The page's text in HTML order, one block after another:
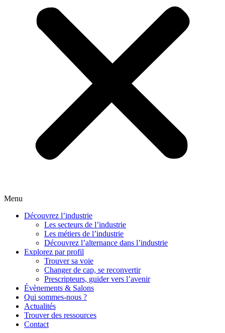
Menu
Découvrez l’industrie
Les secteurs de l’industrie
Les métiers de l’industrie
Découvrez l’alternance dans l’industrie
Explorez par profil
Trouver sa voie
Changer de cap, se reconvertir
Prescripteurs, guider vers l’avenir
Évènements & Salons
Qui sommes-nous ?
Actualités
Trouver des ressources
Contact